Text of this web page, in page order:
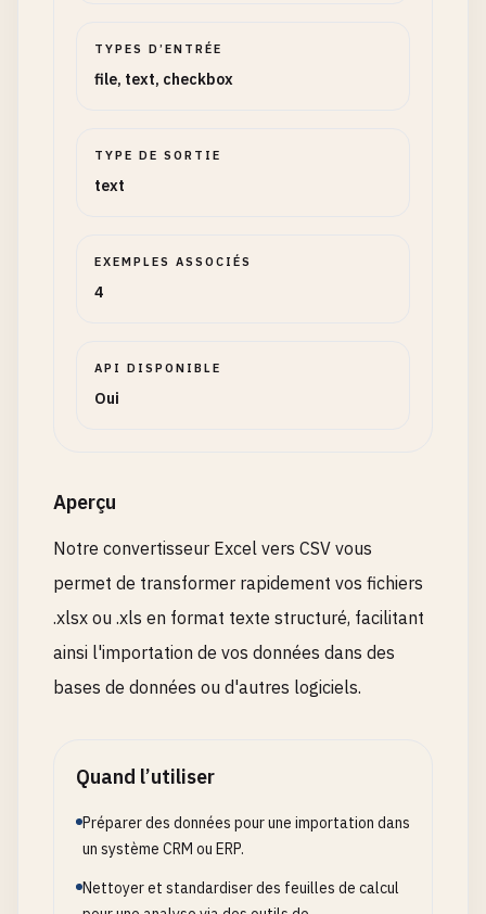
TYPES D’ENTRÉE
file, text, checkbox
TYPE DE SORTIE
text
EXEMPLES ASSOCIÉS
4
API DISPONIBLE
Oui
Aperçu
Notre convertisseur Excel vers CSV vous
permet de transformer rapidement vos fichiers
.xlsx ou .xls en format texte structuré, facilitant
ainsi l'importation de vos données dans des
bases de données ou d'autres logiciels.
Quand l’utiliser
Préparer des données pour une importation dans
un système CRM ou ERP.
Nettoyer et standardiser des feuilles de calcul